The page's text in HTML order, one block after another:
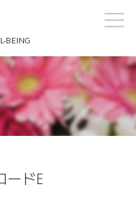
BEING
ードE